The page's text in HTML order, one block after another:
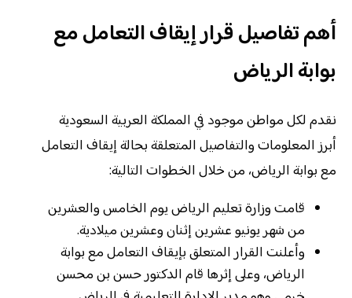
أهم تفاصيل قرار إيقاف التعامل مع
بوابة الرياض
نقدم لكل مواطن موجود في المملكة العربية السعودية
أبرز المعلومات والتفاصيل المتعلقة بحالة إيقاف التعامل
مع بوابة الرياض، من خلال الخطوات التالية:
قامت وزارة تعليم الرياض يوم الخامس والعشرين
من شهر يونيو عشرين إثنان وعشرين ميلادية.
وأعلنت القرار المتعلق بإيقاف التعامل مع بوابة
الرياض، وعلى إثرها قام الدكتور حسن بن محسن